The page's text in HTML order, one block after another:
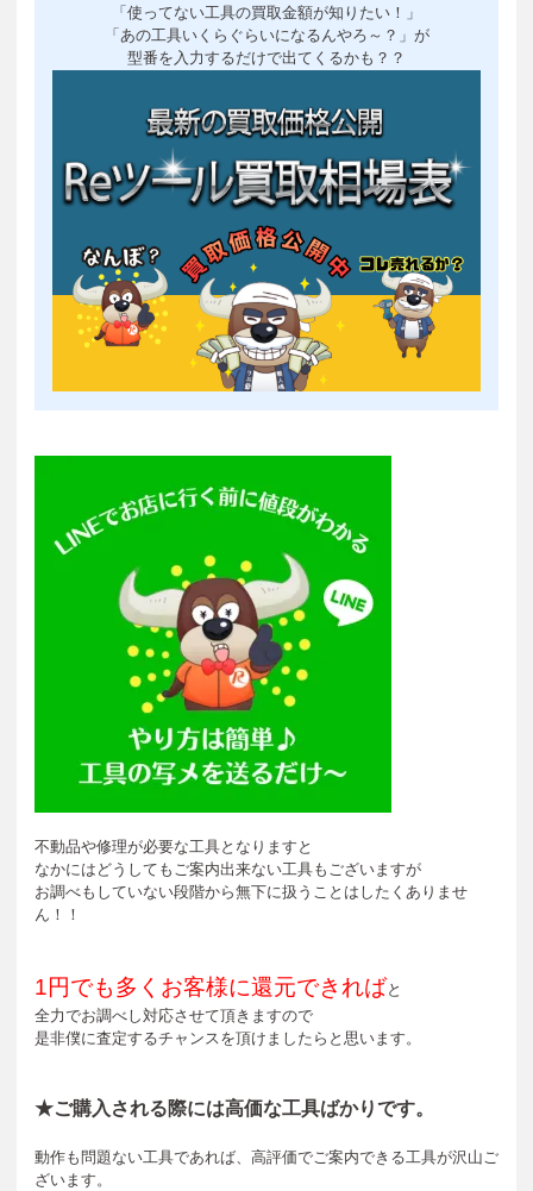
「使ってない工具の買取金額が知りたい！」
「あの工具いくらぐらいになるんやろ～？」が
型番を入力するだけで出てくるかも？？
不動品や修理が必要な工具となりますと
なかにはどうしてもご案内出来ない工具もございますが
お調べもしていない段階から無下に扱うことはしたくありませ
ん！！
1円でも多くお客様に還元できればと
全力でお調べし対応させて頂きますので
是非僕に査定するチャンスを頂けましたらと思います。
★ご購入される際には高価な工具ばかりです。
動作も問題ない工具であれば、高評価でご案内できる工具が沢山ご
ざいます。